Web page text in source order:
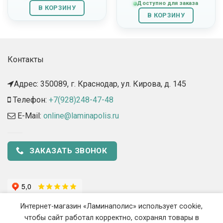
В КОРЗИНУ
составляла
1,560.00
руб..
1,404.00
руб..
Доступно для заказа
В КОРЗИНУ
Контакты
Адрес: 350089, г. Краснодар, ул. Кирова, д. 145​
Телефон: +7(928)248-47-48
E-Mail: online@laminapolis.ru
ЗАКАЗАТЬ ЗВОНОК
Интернет-магазин «Ламинаполис» использует cookie,
чтобы сайт работал корректно, сохранял товары в